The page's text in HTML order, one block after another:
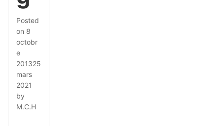
Posted
on 8
octobr
e
201325
mars
2021
by
M.C.H